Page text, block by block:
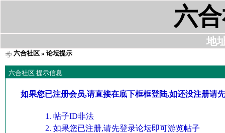
六
地
六合社区» 论坛提示
六合社区 提示信息
如果您已注册会员,请直接在底下框框登陆,如还没注册请
帖子ID非法
如果您已注册,请先登录论坛即可游览帖子